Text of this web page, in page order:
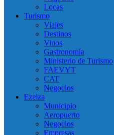
Locas
Turismo
Viajes
Destinos
Vinos
Gastronomía
Ministerio de Turismo
FAEVYT
CAT
Negocios
Ezeiza
Municipio
Aeropuerto
Negocios
Empresas